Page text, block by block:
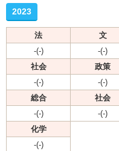
2023
法 文
-(-)
-(-)
社会
政策
-(-)
-(-)
総合
社会
-(-)
-(-)
化学
-(-)